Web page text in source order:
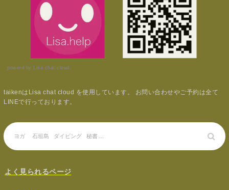
powerd by Lisa chat cloud.
taikenはLisa chat cloud を使用しています。 お問い合わせやご予約は全て
LINEで行っております。
よく見られるページ